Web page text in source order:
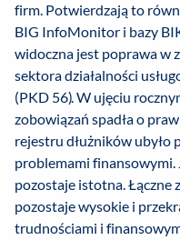
firm. Potwierdzają to
BIG InfoMonitor i bazy
widoczna jest poprawa w
sektora działalności
(PKD 56). W ujęciu
zobowiązań spadła o
rejestru dłużników ubyło
problemami finansowymi.
pozostaje istotna. Łączne
pozostaje wysokie i
trudnościami i